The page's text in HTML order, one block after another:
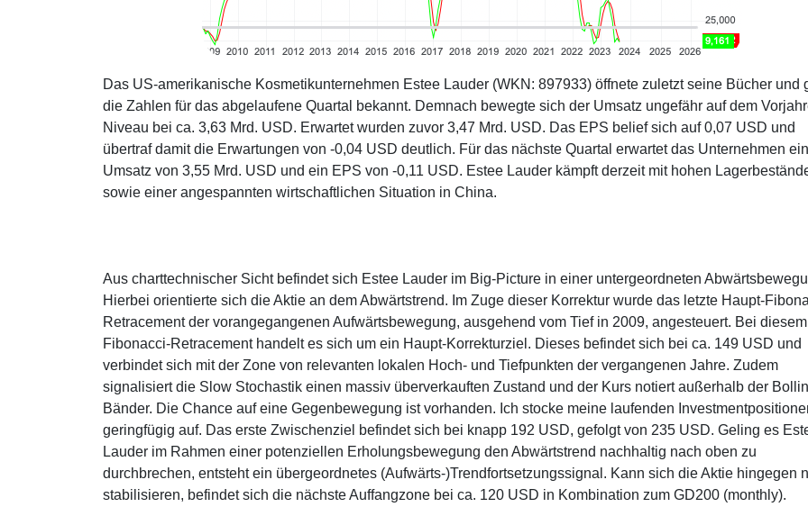
Das US-amerikanische Kosmetikunternehmen Estee Lauder (WKN: 897933) öffnete zuletzt seine Bücher und
die Zahlen für das abgelaufene Quartal bekannt. Demnach bewegte sich der Umsatz ungefähr auf dem
Niveau bei ca. 3,63 Mrd. USD. Erwartet wurden zuvor 3,47 Mrd. USD. Das EPS belief sich auf 0,07 USD und
übertraf damit die Erwartungen von -0,04 USD deutlich. Für das nächste Quartal erwartet das Unternehmen
Umsatz von 3,55 Mrd. USD und ein EPS von -0,11 USD. Estee Lauder kämpft derzeit mit hohen
sowie einer angespannten wirtschaftlichen Situation in China.
Aus charttechnischer Sicht befindet sich Estee Lauder im Big-Picture in einer untergeordneten
Hierbei orientierte sich die Aktie an dem Abwärtstrend. Im Zuge dieser Korrektur wurde das letzte Haupt-
Retracement der vorangegangenen Aufwärtsbewegung, ausgehend vom Tief in 2009, angesteuert. Bei diesem
Fibonacci-Retracement handelt es sich um ein Haupt-Korrekturziel. Dieses befindet sich bei ca. 149 USD und
verbindet sich mit der Zone von relevanten lokalen Hoch- und Tiefpunkten der vergangenen Jahre. Zudem
signalisiert die Slow Stochastik einen massiv überverkauften Zustand und der Kurs notiert außerhalb der
Bänder. Die Chance auf eine Gegenbewegung ist vorhanden. Ich stocke meine laufenden
geringfügig auf. Das erste Zwischenziel befindet sich bei knapp 192 USD, gefolgt von 235 USD. Geling es
Lauder im Rahmen einer potenziellen Erholungsbewegung den Abwärtstrend nachhaltig nach oben zu
durchbrechen, entsteht ein übergeordnetes (Aufwärts-)Trendfortsetzungssignal. Kann sich die Aktie hingegen
stabilisieren, befindet sich die nächste Auffangzone bei ca. 120 USD in Kombination zum GD200 (monthly).